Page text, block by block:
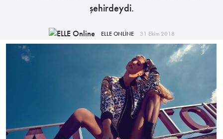
şehirdeydi.
ELLE ONLİNE 31 Ekim 2018